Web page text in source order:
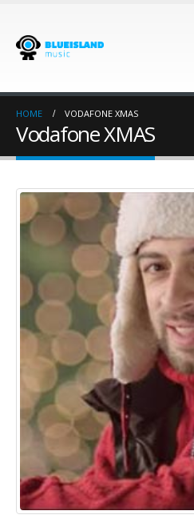
HOME VODAFONE XMAS
Vodafone XMAS